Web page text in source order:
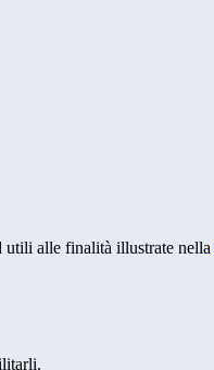
utili alle finalità illustrate nella